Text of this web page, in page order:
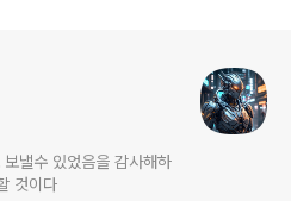
낼수 있었음을 감사해하
것이다